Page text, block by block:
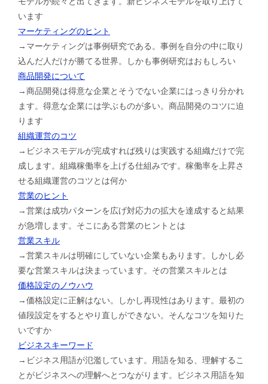
います
マーケティングのヒント
→マーケティングは事例研究である。事例を自分の中に取り
込んだ人だけが勝てる世界。しかも事例研究はおもしろい
商品開発について
→商品開発は得意な企業とそうでない企業にはっきり分かれ
ます。得意な企業には学ぶものが多い。商品開発のコツに迫
ります
組織運営のコツ
→ビジネスモデルが完成すれば残りは実践する組織だけで完
成します。組織稼働率を上げる仕組みです。稼働率を上昇さ
せる組織運営のコツとは何か
営業のヒント
→営業は成功パターンを広げ対応力の拡大を達成すると結果
が急増します。そこにある営業のヒントとは
営業スキル
→営業スキルは明確にしていない企業もあります。しかし必
要な営業スキルは決まっています。その営業スキルとは
価格設定のノウハウ
→価格設定に正解はない。しかし再現性はあります。最初の
値段設定をするとやり直しができない。そんなコツを知りた
いですか
ビジネスキーワード
→ビジネス用語が氾濫しています。用語を知る、理解するこ
とがビジネスへの理解へとつながります。ビジネス用語を知